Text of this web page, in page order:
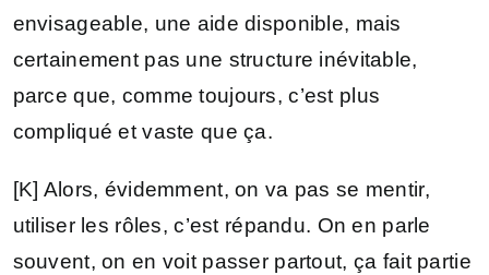
envisageable, une aide disponible, mais
certainement pas une structure inévitable,
parce que, comme toujours, c’est plus
compliqué et vaste que ça.
[K] Alors, évidemment, on va pas se mentir,
utiliser les rôles, c’est répandu. On en parle
souvent, on en voit passer partout, ça fait partie